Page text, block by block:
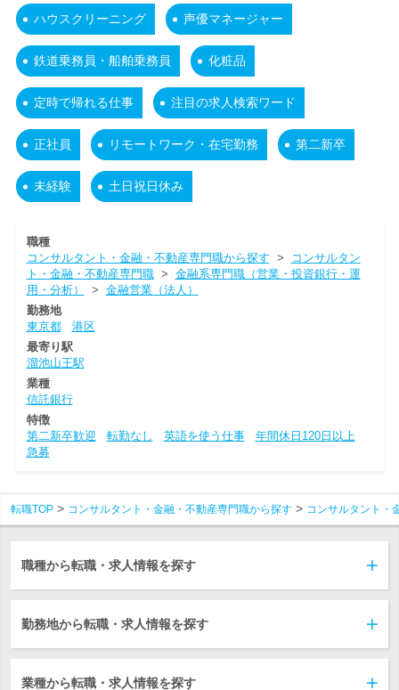
ハウスクリーニング 声優マネージャー
鉄道乗務員・船舶乗務員 化粧品
定時で帰れる仕事 注目の求人検索ワード
正社員 リモートワーク・在宅勤務 第二新卒
未経験 土日祝日休み
職種
コンサルタント・金融・不動産専門職から探す >
コンサルタン
ト・金融・不動産専門職> 金融系専門職（営業・投資銀行・運
用・分析）
> 金融営業（法人）
勤務地
東京都
港区
最寄り駅
溜池山王駅
業種
信託銀行
特徴
第二新卒歓迎
転勤なし 英語を使う仕事
年間休日120日以上
急募
転職TOP コンサルタント・金融・不動産専門職から探す コンサルタント・
職種から転職・求人情報を探す
勤務地から転職・求人情報を探す
業種から転職・求人情報を探す